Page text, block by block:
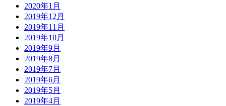
2020年1月
2019年12月
2019年11月
2019年10月
2019年9月
2019年8月
2019年7月
2019年6月
2019年5月
2019年4月